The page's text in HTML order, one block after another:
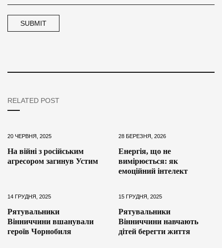
RELATED POST
20 ЧЕРВНЯ, 2025
На війні з російським
агресором загинув Устим
28 БЕРЕЗНЯ, 2026
Енергія, що не
вимірюється: як
емоційний інтелект
14 ГРУДНЯ, 2025
Рятувальники
Вінниччини вшанували
героїв Чорнобиля
15 ГРУДНЯ, 2025
Рятувальники
Вінниччини навчають
дітей берегти життя